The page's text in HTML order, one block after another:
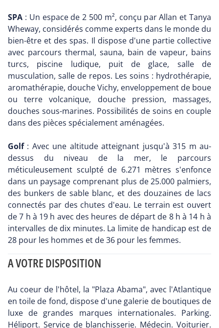
SPA : Un espace de 2 500 m², conçu par Allan et Tanya
Wheway, considérés comme experts dans le monde du
bien-être et des spas. Il dispose d'une partie collective
avec parcours thermal, sauna, bain de vapeur, bains
turcs, piscine ludique, puit de glace, salle de
musculation, salle de repos. Les soins : hydrothérapie,
aromathérapie, douche Vichy, enveloppement de boue
ou terre volcanique, douche pression, massages,
douches sous-marines. Possibilités de soins en couple
dans des pièces spécialement aménagées.
Golf: Avec une altitude atteignant jusqu'à 315 m au-
dessus du niveau de la mer, le parcours
méticuleusement sculpté de 6.271 mètres s'enfonce
dans un paysage comprenant plus de 25.000 palmiers,
des bunkers de sable blanc, et des douzaines de lacs
connectés par des chutes d'eau. Le terrain est ouvert
de 7 h à 19 h avec des heures de départ de 8 h à 14 h à
intervalles de dix minutes. La limite de handicap est de
28 pour les hommes et de 36 pour les femmes.
A VOTRE DISPOSITION
Au coeur de l'hôtel, la "Plaza Abama", avec l'Atlantique
en toile de fond, dispose d'une galerie de boutiques de
luxe de grandes marques internationales. Parking.
Héliport. Service de blanchisserie. Médecin. Voiturier.